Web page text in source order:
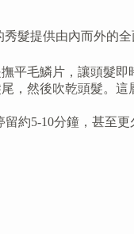
髮提供由內而外的全
平毛鱗片，讓頭髮即
，然後吹乾頭髮。這
約5-10分鐘，甚至更